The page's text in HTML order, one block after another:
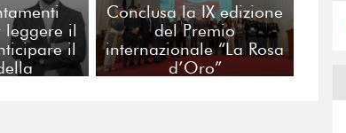
leggere il
il
Conclusa la IX edizione
del Premio
internazionale “La Rosa
d’Oro”